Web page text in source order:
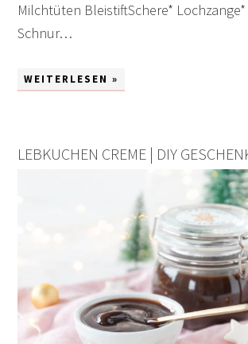
Milchtüten BleistiftSchere*
Schnur…
WEITERLESEN »
LEBKUCHEN CREME | DIY